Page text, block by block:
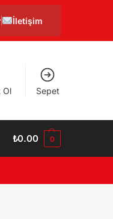
İletişim
Ol Sepet
₺0.00 0